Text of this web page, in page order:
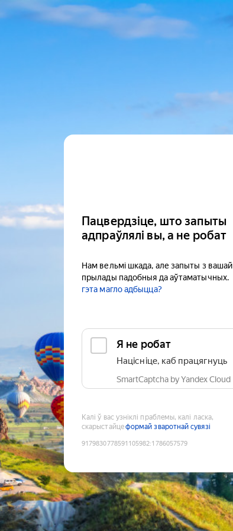
Пацвердзіце, што запыты
адпраўлялі вы, а не робат
Нам вельмі шкада, але запыты з вашай
прылады падобныя да аўтаматычных.
гэта магло адбыцца?
Я не робат
Націсніце, каб працягнуць
SmartCaptcha by Yandex Cloud
Калі ў вас узніклі праблемы, калі ласка,
скарыстайцеформай зваротнай сувязі
9179830778591105982:1786057579